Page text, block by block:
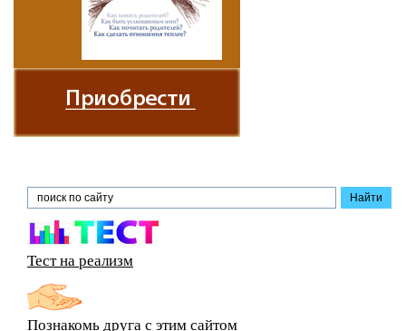
Тест на реализм
Познакомь друга с этим сайтом